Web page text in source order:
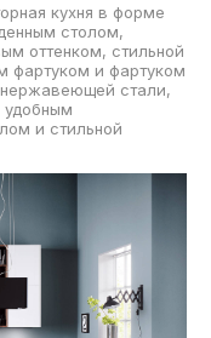
кухня в форме
столом,
оттенком, стильной
фартуком и фартуком
нержавеющей стали,
удобным
и стильной